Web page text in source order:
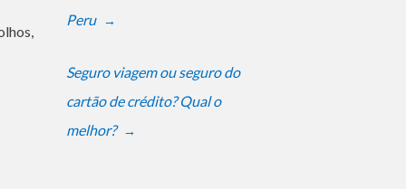
Peru →
Seguro viagem ou seguro do
cartão de crédito? Qual o
melhor? →